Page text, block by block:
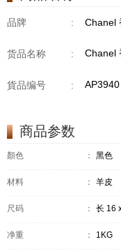
品牌 : Chanel
货品名称 : Chanel
貨品编号 : AP3940
商品参数
顏色 ： 黑色
材料 ： 羊皮
尺码 ： 长 16
净重 ： 1KG